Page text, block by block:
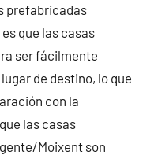
prefabricadas
que las casas
ser fácilmente
de destino, lo que
con la
las casas
Moixent son